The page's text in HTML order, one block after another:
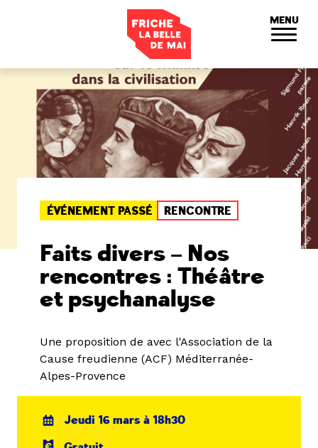
MENU
ÉVÉNEMENT PASSÉ RENCONTRE
Faits divers – Nos
rencontres : Théâtre
et psychanalyse
Une proposition de avec l'Association de la
Cause freudienne (ACF) Méditerranée-
Alpes-Provence
Jeudi 16 mars à 18h30
Panneau de gestion des cookies